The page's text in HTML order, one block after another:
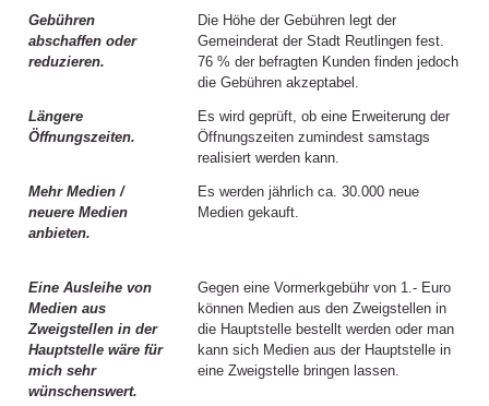
Gebühren
abschaffen oder
reduzieren.
Die Höhe der Gebühren legt der
Gemeinderat der Stadt Reutlingen fest.
76 % der befragten Kunden finden jedoch
die Gebühren akzeptabel.
Längere
Öffnungszeiten.
Es wird geprüft, ob eine Erweiterung der
Öffnungszeiten zumindest samstags
realisiert werden kann.
Mehr Medien /
neuere Medien
anbieten.
Es werden jährlich ca. 30.000 neue
Medien gekauft.
Eine Ausleihe von
Medien aus
Zweigstellen in der
Hauptstelle wäre für
mich sehr
wünschenswert.
Gegen eine Vormerkgebühr von 1.- Euro
können Medien aus den Zweigstellen in
die Hauptstelle bestellt werden oder man
kann sich Medien aus der Hauptstelle in
eine Zweigstelle bringen lassen.